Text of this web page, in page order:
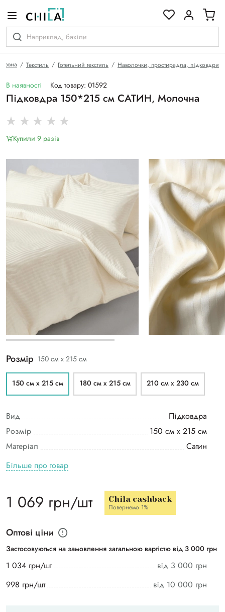
Текстиль Готельний текстиль Наволочки, простирадла, підковдри
В наявності Код товару: 01592
Підковдра 150*215 см САТИН, Молочна
Купили 9 разiв
Розмір 150 см х 215 см
150 см х 215 см 180 см х 215 см 210 см х 230 см
Вид
Підковдра
Розмір
150 см х 215 см
Матеріал
Сатин
Більше про товар
1 069 грн/шт Chila cashback
Повернемо 1%
Оптові ціни
Застосовуються на замовлення загальною вартістю від 3 000 грн
1 034 грн/шт
від 3 000 грн
998 грн/шт
від 10 000 грн
гамі